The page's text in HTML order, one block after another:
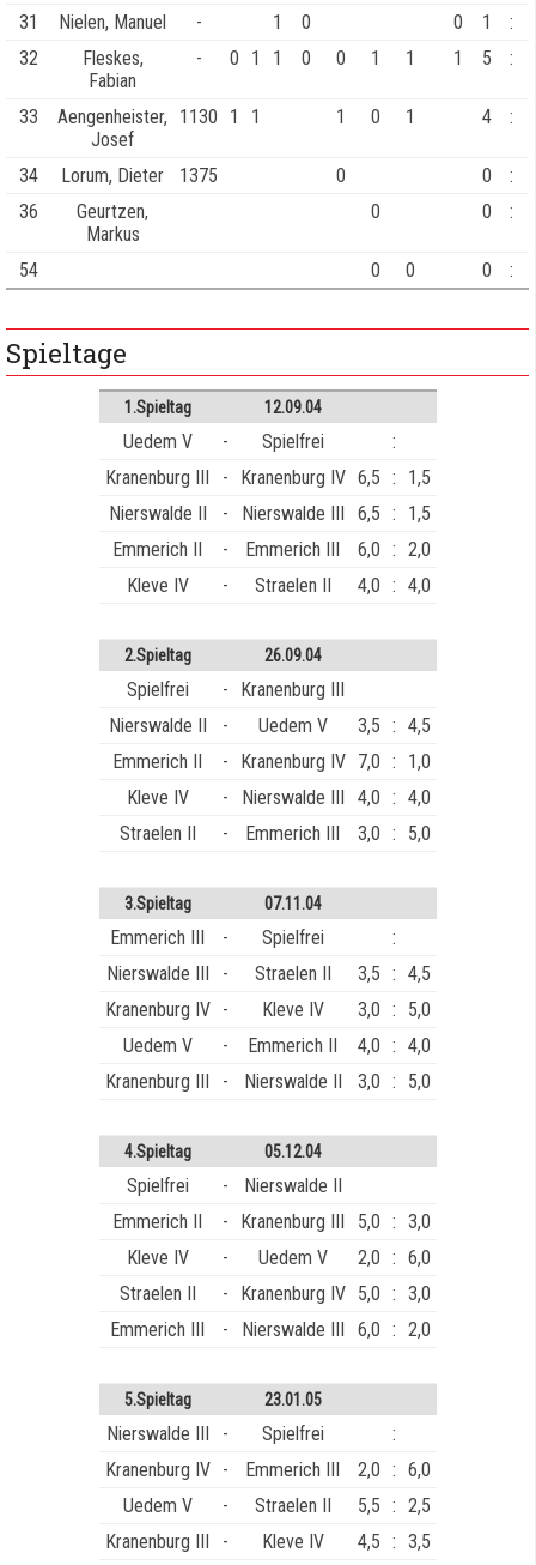
31
Nielen, Manuel - 1 0 0 1 :
32
Fleskes,
Fabian
- 0 1 1 0 0 1 1 1 5 :
33
Aengenheister,
Josef
1130 1 1 1 0 1 4 :
34 Lorum, Dieter 1375 0 0 :
36
Geurtzen,
Markus
0 0 :
54 0 0 0 :
Spieltage
1.Spieltag 12.09.04
Uedem V - Spielfrei
:
Kranenburg III
- Kranenburg IV 6,5 :
1,5
Nierswalde II
- Nierswalde III 6,5 :
1,5
Emmerich II
- Emmerich III 6,0 : 2,0
Kleve IV
- Straelen II 4,0 : 4,0
2.Spieltag 26.09.04
Spielfrei -
Kranenburg III
Nierswalde II
- Uedem V 3,5 : 4,5
Emmerich II
- Kranenburg IV 7,0 :
1,0
Kleve IV
- Nierswalde III 4,0 : 4,0
Straelen II
- Emmerich III 3,0 : 5,0
3.Spieltag 07.11.04
Emmerich III - Spielfrei
:
Nierswalde III
- Straelen II 3,5 : 4,5
Kranenburg IV
- Kleve IV 3,0 :
5,0
Uedem V
- Emmerich II 4,0 : 4,0
Kranenburg III
- Nierswalde II 3,0 : 5,0
4.Spieltag 05.12.04
Spielfrei -
Nierswalde II
Emmerich II
- Kranenburg III 5,0 : 3,0
Kleve IV
- Uedem V 2,0 : 6,0
Straelen II
- Kranenburg IV 5,0 : 3,0
Emmerich III
- Nierswalde III 6,0 : 2,0
5.Spieltag 23.01.05
Nierswalde III - Spielfrei
:
Kranenburg IV
- Emmerich III 2,0 : 6,0
Uedem V
- Straelen II 5,5 : 2,5
Kranenburg III
- Kleve IV 4,5 : 3,5